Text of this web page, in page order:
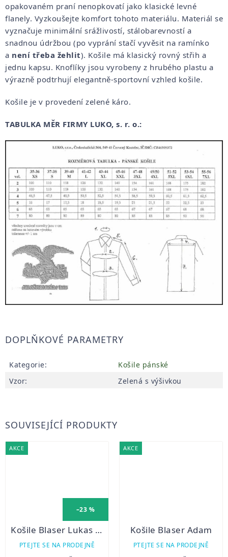
opakovaném praní nenopkovatí jako klasické levné
flanely. Vyzkoušejte komfort tohoto materiálu. Materiál se
vyznačuje minimální srážlivostí, stálobarevností a
snadnou údržbou (po vyprání stačí vyvěsit na ramínko
a není třeba žehlit). Košile má klasický rovný střih a
jednu kapsu. Knoflíky jsou vyrobeny z hrubého plastu a
výrazně podtrhují elegantně-sportovní vzhled košile.
Košile je v provedení zelené káro.
TABULKA MĚR FIRMY LUKO, s. r. o.:
DOPLŇKOVÉ PARAMETRY
Kategorie:
Košile pánské
Vzor: Zelená s výšivkou
SOUVISEJÍCÍ PRODUKTY
AKCE
–23 %
Košile Blaser Lukas Twill
PTEJTE SE NA PRODEJNĚ
AKCE
Košile Blaser Adam
PTEJTE SE NA PRODEJNĚ